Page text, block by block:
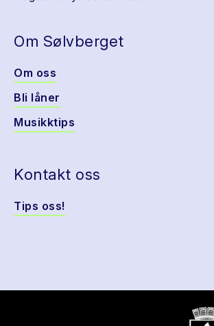
Om Sølvberget
Om oss
Bli låner
Musikktips
Kontakt oss
Tips oss!